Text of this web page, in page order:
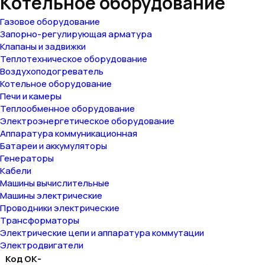
Газовое оборудование
Запорно-регулирующая арматура
Клапаны и задвижки
Теплотехническое оборудование
Воздухоподогреватель
Котельное оборудование
Печи и камеры
Теплообменное оборудование
Электроэнергетическое оборудование
Аппаратура коммуникационная
Батареи и аккумуляторы
Генераторы
Кабели
Машины вычислительные
Машины электрические
Проводники электрические
Трансформаторы
Электрические цепи и аппаратура коммутации
Электродвигатели
Код ОК-